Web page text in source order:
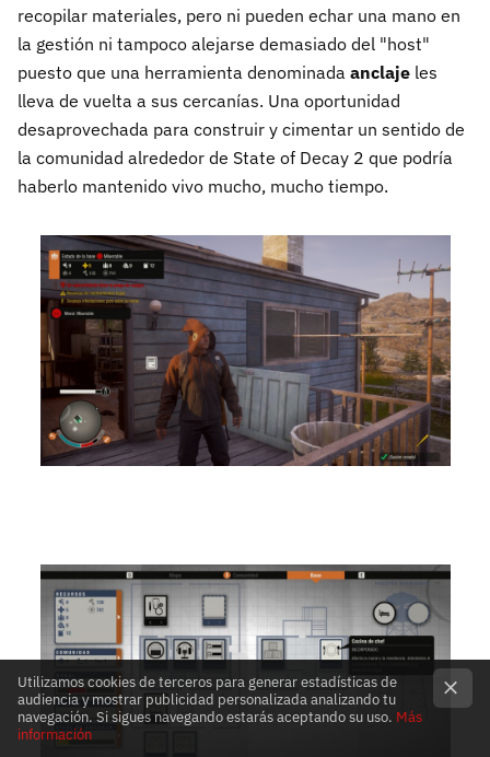
recopilar materiales, pero ni pueden echar una mano en
la gestión ni tampoco alejarse demasiado del "host"
puesto que una herramienta denominada anclaje les
lleva de vuelta a sus cercanías. Una oportunidad
desaprovechada para construir y cimentar un sentido de
la comunidad alrededor de State of Decay 2 que podría
haberlo mantenido vivo mucho, mucho tiempo.
Utilizamos cookies de terceros para generar estadísticas de
audiencia y mostrar publicidad personalizada analizando tu
navegación. Si sigues navegando estarás aceptando su uso. Más
información